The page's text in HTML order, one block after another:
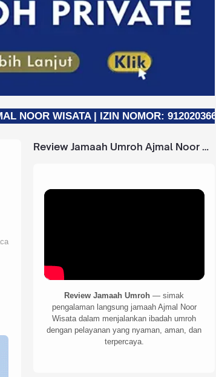
| IZIN NOMOR: 91202036623460001
Review Jamaah Umroh Ajmal Noor Wisata
Review Jamaah Umroh — simak
pengalaman langsung jamaah Ajmal Noor
Wisata dalam menjalankan ibadah umroh
dengan pelayanan yang nyaman, aman, dan
terpercaya.